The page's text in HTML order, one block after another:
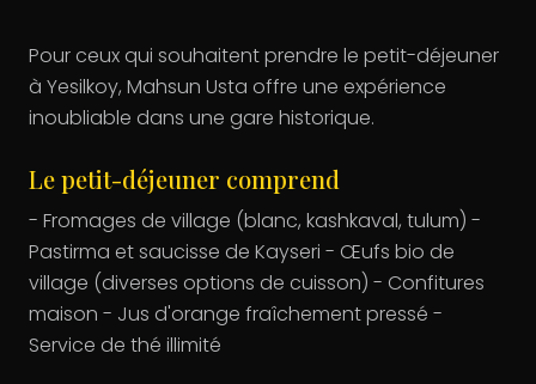
Pour ceux qui souhaitent prendre le petit-déjeuner
à Yesilkoy, Mahsun Usta offre une expérience
inoubliable dans une gare historique.
Le petit-déjeuner comprend
- Fromages de village (blanc, kashkaval, tulum) -
Pastirma et saucisse de Kayseri - Œufs bio de
village (diverses options de cuisson) - Confitures
maison - Jus d'orange fraîchement pressé -
Service de thé illimité